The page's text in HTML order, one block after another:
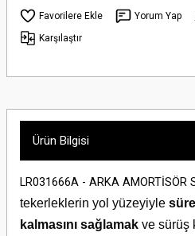
Yorum Yap
Karşılaştır
Ürün Bilgisi
LR031666A - ARKA AMORTİSÖR
tekerleklerin yol yüzeyiyle
kalmasını sağlamak ve sürüş